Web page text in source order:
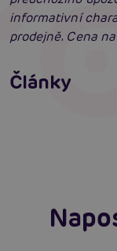
informativní
prodejně. Cena
Články
neodolatelně
Číst více
Erotická